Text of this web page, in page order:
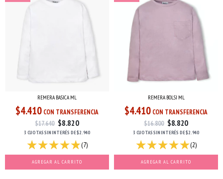
REMERA BASICA ML
$4.410 CON TRANSFERENCIA
$17.640 $8.820
3 CUOTASSIN INTERÉS DE$2.940
(7)
AGREGAR AL CARRITO
REMERA BOLSI ML
$4.410 CON TRANSFERENCIA
$16.800 $8.820
3 CUOTASSIN INTERÉS DE$2.940
(2)
AGREGAR AL CARRITO